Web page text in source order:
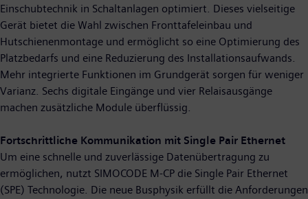
Einschubtechnik in Schaltanlagen optimiert. Dieses vielseitige
Gerät bietet die Wahl zwischen Fronttafeleinbau und
Hutschienenmontage und ermöglicht so eine Optimierung des
Platzbedarfs und eine Reduzierung des Installationsaufwands.
Mehr integrierte Funktionen im Grundgerät sorgen für weniger
Varianz. Sechs digitale Eingänge und vier Relaisausgänge
machen zusätzliche Module überflüssig.
Fortschrittliche Kommunikation mit Single Pair Ethernet
Um eine schnelle und zuverlässige Datenübertragung zu
ermöglichen, nutzt SIMOCODE M-CP die Single Pair Ethernet
(SPE) Technologie. Die neue Busphysik erfüllt die Anforderungen